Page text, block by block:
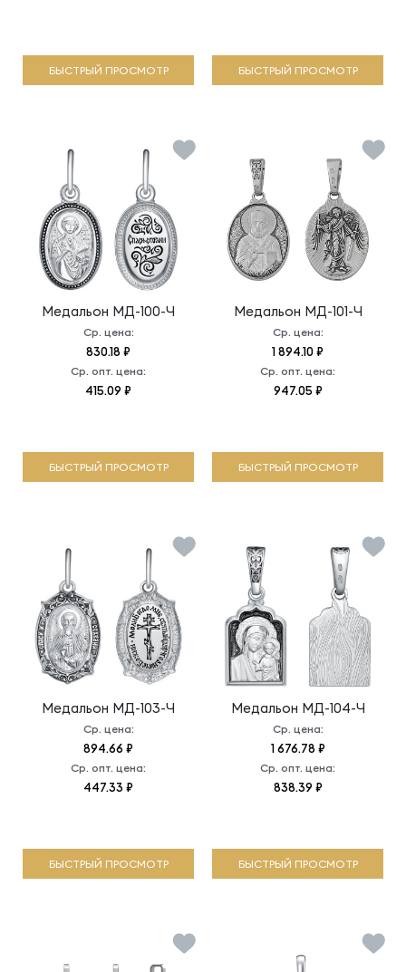
БЫСТРЫЙ ПРОСМОТР БЫСТРЫЙ ПРОСМОТР
Медальон МД-100-Ч
Ср. цена:
830.18 ₽
Ср. опт. цена:
415.09 ₽
БЫСТРЫЙ ПРОСМОТР
Медальон МД-101-Ч
Ср. цена:
1 894.10 ₽
Ср. опт. цена:
947.05 ₽
БЫСТРЫЙ ПРОСМОТР
Медальон МД-103-Ч
Ср. цена:
894.66 ₽
Ср. опт. цена:
447.33 ₽
БЫСТРЫЙ ПРОСМОТР
Медальон МД-104-Ч
Ср. цена:
1 676.78 ₽
Ср. опт. цена:
838.39 ₽
БЫСТРЫЙ ПРОСМОТР